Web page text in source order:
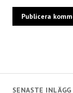
SENASTE INLÄGG